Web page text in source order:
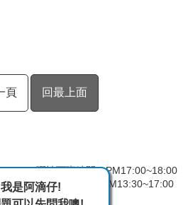
頁 回最上面
彈性下班時間：PM17:00~18:00
期五 AM09:00~12:30 PM13:30~17:00
是阿滴仔!